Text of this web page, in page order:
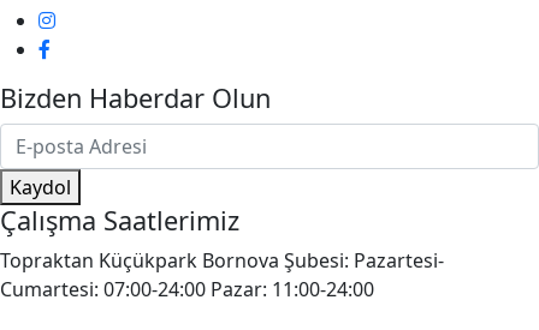
Bizden Haberdar Olun
Kaydol
Çalışma Saatlerimiz
Topraktan Küçükpark Bornova Şubesi: Pazartesi-
Cumartesi: 07:00-24:00 Pazar: 11:00-24:00